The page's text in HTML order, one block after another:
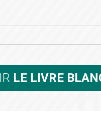
LE LIVRE